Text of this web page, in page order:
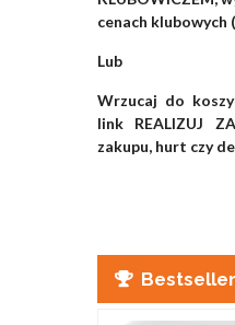
cenach klubowych
Lub
Wrzucaj do
link REALIZUJ
zakupu, hurt czy